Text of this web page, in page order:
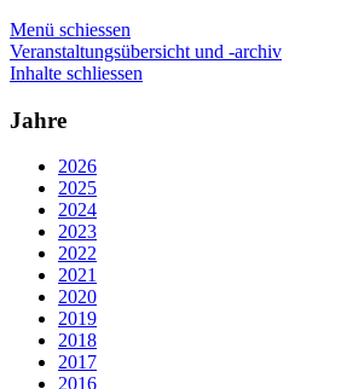
Menü schiessen
Veranstaltungsübersicht und -archiv
Inhalte schliessen
Jahre
2026
2025
2024
2023
2022
2021
2020
2019
2018
2017
2016